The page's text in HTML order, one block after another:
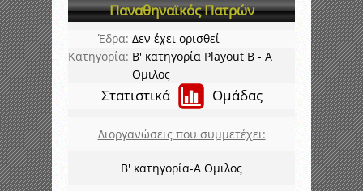
Παναθηναϊκός Πατρών
Έδρα: Δεν έχει ορισθεί
Κατηγορία: Β' κατηγορία Playout B - A
Ομιλος
Στατιστικά Ομάδας
Διοργανώσεις που συμμετέχει:
Β' κατηγορία-Α Ομιλος